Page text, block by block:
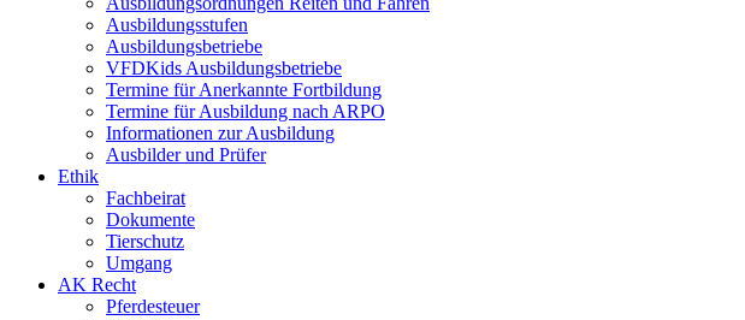
Ausbildungsstufen
Ausbildungsbetriebe
VFDKids Ausbildungsbetriebe
Termine für Anerkannte Fortbildung
Termine für Ausbildung nach ARPO
Informationen zur Ausbildung
Ausbilder und Prüfer
Ethik
Fachbeirat
Dokumente
Tierschutz
Umgang
AK Recht
Pferdesteuer